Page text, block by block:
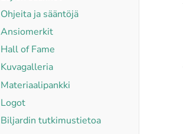
Ohjeita ja sääntöjä
Ansiomerkit
Hall of Fame
Kuvagalleria
Materiaalipankki
Logot
Biljardin tutkimustietoa